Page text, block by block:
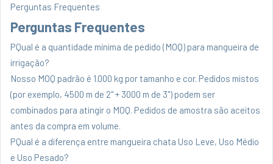
Perguntas Frequentes
Perguntas Frequentes
PQual é a quantidade mínima de pedido (MOQ) para mangueira de
irrigação?
Nosso MOQ padrão é 1.000 kg por tamanho e cor. Pedidos mistos
(por exemplo, 4500 m de 2" + 3000 m de 3") podem ser
combinados para atingir o MOQ. Pedidos de amostra são aceitos
antes da compra em volume.
PQual é a diferença entre mangueira chata Uso Leve, Uso Médio
e Uso Pesado?